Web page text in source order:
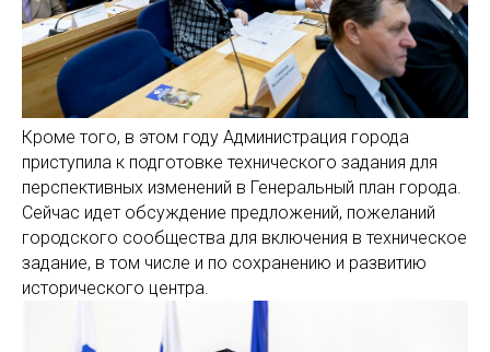
Кроме того, в этом году Администрация города
приступила к подготовке технического задания для
перспективных изменений в Генеральный план города.
Сейчас идет обсуждение предложений, пожеланий
городского сообщества для включения в техническое
задание, в том числе и по сохранению и развитию
исторического центра.